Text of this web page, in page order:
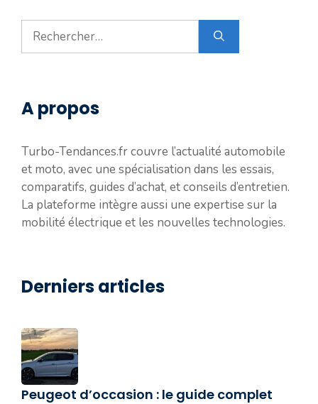
Rechercher :
A propos
Turbo-Tendances.fr couvre l’actualité automobile
et moto, avec une spécialisation dans les essais,
comparatifs, guides d’achat, et conseils d’entretien.
La plateforme intègre aussi une expertise sur la
mobilité électrique et les nouvelles technologies.
Derniers articles
Peugeot d’occasion : le guide complet